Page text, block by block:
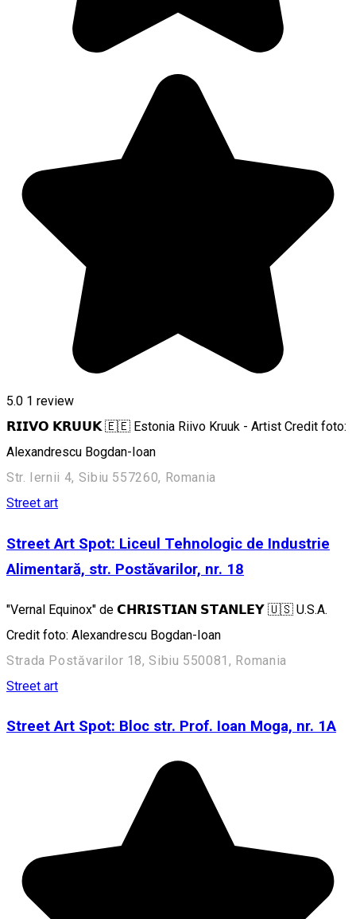
5.0 1 review
𝗥𝗜𝗜𝗩𝗢 𝗞𝗥𝗨𝗨𝗞 🇪🇪 Estonia Riivo Kruuk - Artist Credit foto:
Alexandrescu Bogdan-Ioan
Str. Iernii 4, Sibiu 557260, Romania
Street art
Street Art Spot: Liceul Tehnologic de Industrie
Alimentară, str. Postăvarilor, nr. 18
"Vernal Equinox" de 𝗖𝗛𝗥𝗜𝗦𝗧𝗜𝗔𝗡 𝗦𝗧𝗔𝗡𝗟𝗘𝗬 🇺🇸 U.S.A.
Credit foto: Alexandrescu Bogdan-Ioan
Strada Postăvarilor 18, Sibiu 550081, Romania
Street art
Street Art Spot: Bloc str. Prof. Ioan Moga, nr. 1A